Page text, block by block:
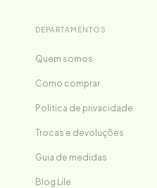
DEPARTAMENTOS
Quem somos
Como comprar
Politica de privacidade
Trocas e devoluções
Guia de medidas
Blog Lile